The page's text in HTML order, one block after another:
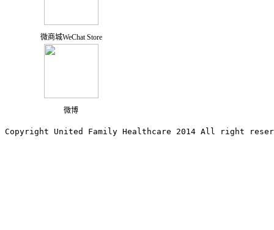
微商城WeChat Store
微博
Copyright United Family Healthcare 2014 All right